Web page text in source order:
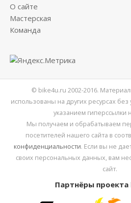
О сайте
Мастерская
Команда
© bike4u.ru 2002-2016.
использованы на других ресурсах
указанием гиперссылки
Мы получаем и обрабатываем
посетителей нашего сайта в
конфиденциальности. Если вы не
своих персональных данных, вам
сайт.
Партнёры проекта